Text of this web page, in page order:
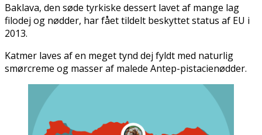
Baklava, den søde tyrkiske dessert lavet af mange lag
filodej og nødder, har fået tildelt beskyttet status af EU i
2013.
Katmer laves af en meget tynd dej fyldt med naturlig
smørcreme og masser af malede Antep-pistacienødder.